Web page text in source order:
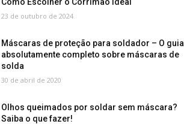
23 de outubro de 2024
Máscaras de proteção para soldador – O guia
absolutamente completo sobre máscaras de
solda
30 de abril de 2020
Olhos queimados por soldar sem máscara?
Saiba o que fazer!